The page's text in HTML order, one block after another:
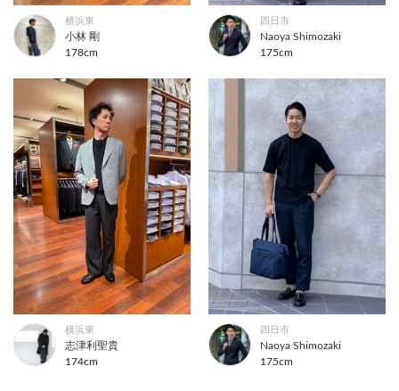
横浜東
小林 剛
178cm
四日市
Naoya Shimozaki
175cm
横浜東
志津利聖貴
174cm
四日市
Naoya Shimozaki
175cm